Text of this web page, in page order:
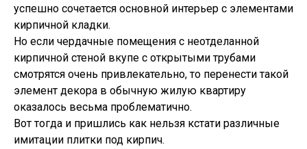
успешно сочетается основной интерьер с элементами
кирпичной кладки.
Но если чердачные помещения с неотделанной
кирпичной стеной вкупе с открытыми трубами
смотрятся очень привлекательно, то перенести такой
элемент декора в обычную жилую квартиру
оказалось весьма проблематично.
Вот тогда и пришлись как нельзя кстати различные
имитации плитки под кирпич.